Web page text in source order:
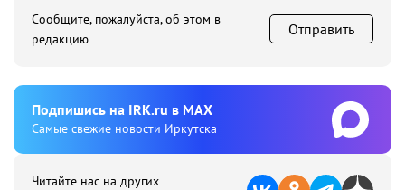
Сообщите, пожалуйста, об этом в
редакцию
Отправить
Подпишиcь на IRK.ru в MAX
Cамые свежие новости Иркутска
Читайте нас на других